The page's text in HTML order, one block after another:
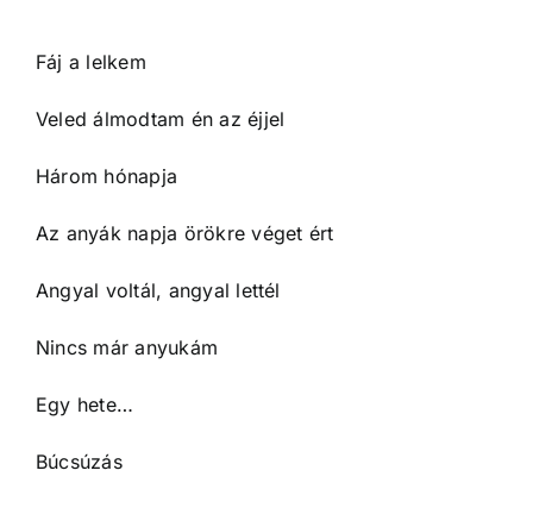
Fáj a lelkem
Veled álmodtam én az éjjel
Három hónapja
Az anyák napja örökre véget ért
Angyal voltál, angyal lettél
Nincs már anyukám
Egy hete…
Búcsúzás